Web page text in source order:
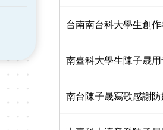
台南南台科大學生創
南臺科大學生陳子晟
南台陳子晟寫歌感謝